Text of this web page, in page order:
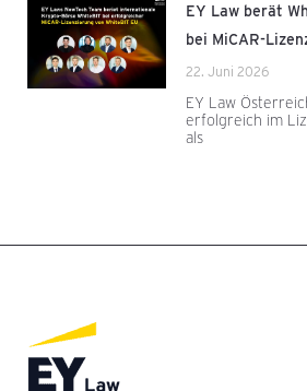
EY Law berät
bei MiCAR-
22. Juni 2026
EY Law
erfolgreich im
als